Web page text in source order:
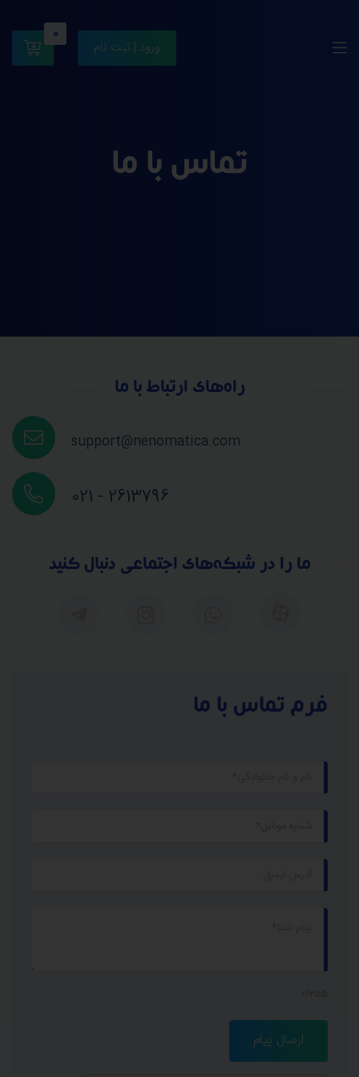
ورود | ثبت نام
0
تماس با ما
راه‌های ارتباط با ما
support@nenomatica.com
021 - 2613796
ما را در شبکه‌های اجتماعی دنبال کنید
فرم تماس با ما
ارسال پیام